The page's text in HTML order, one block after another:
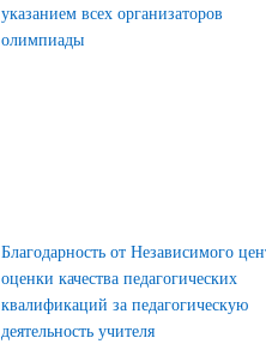
указанием всех организаторов
олимпиады
Благодарность от Независимого
оценки качества педагогических
квалификаций за педагогическую
деятельность учителя